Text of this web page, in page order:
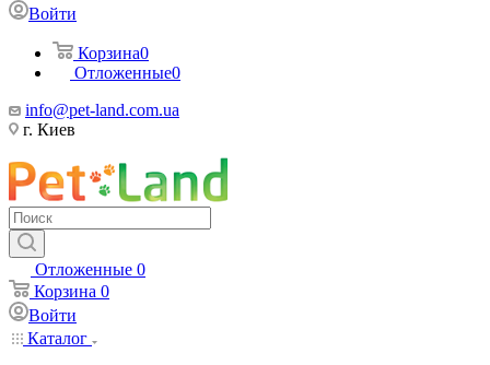
Войти
Корзина0
Отложенные0
info@pet-land.com.ua
г. Киев
Отложенные 0
Корзина 0
Войти
Каталог